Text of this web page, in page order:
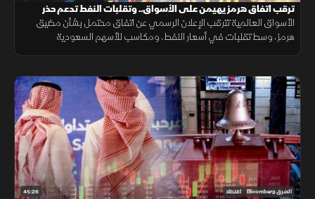
ترقب اتفاق هرمز يهيمن على الأسواق.. وتقلبات النفط تدعم حذر
المستثمرين
الأسواق العالمية تترقب الإعلان الرسمي عن اتفاق محتمل بشأن مضيق
هرمز، وسط تقلبات في أسعار النفط، ومكاسب للأسهم السعودية
45:26 الشرق Bloomberg اقتصاد